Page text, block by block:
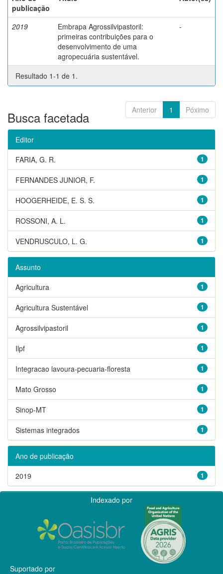
publicação
2019
Embrapa Agrossilvipastoril:
primeiras contribuições para o
desenvolvimento de uma
agropecuária sustentável.
-
Resultado 1-1 de 1.
Anterior 1 Póximo
Busca facetada
Editor
1
FARIA, G. R.
1
FERNANDES JUNIOR, F.
1
HOOGERHEIDE, E. S. S.
1
ROSSONI, A. L.
1
VENDRUSCULO, L. G.
Assunto
1
Agricultura
1
Agricultura Sustentável
1
Agrossilvipastoril
1
Ilpf
1
Integracao lavoura-pecuaria-floresta
1
Mato Grosso
1
Sinop-MT
1
Sistemas integrados
Ano de publicação
1
2019
Indexado por
Suportado por